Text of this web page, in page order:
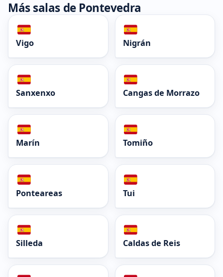
Más salas de Pontevedra
Vigo Nigrán
Sanxenxo Cangas de Morrazo
Marín Tomiño
Ponteareas Tui
Silleda Caldas de Reis